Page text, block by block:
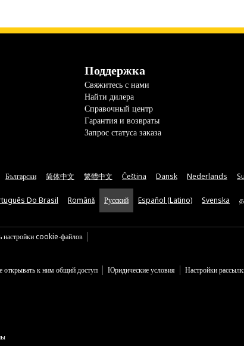
Поддержка
Свяжитесь с нами
Найти дилера
Справочный центр
Гарантия и возвраты
Запрос статуса заказа
Български 简体中文 繁體中文 Čeština Dansk Nederlands
Do Brasil Română Русский Español (Latino) Svenska
настройки cookie-файлов
открывать к ним общий доступ Юридические условия Настройки